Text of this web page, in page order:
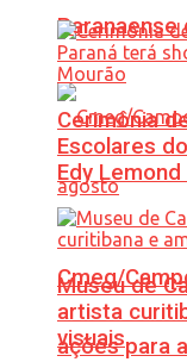
Paranaense
Cmeg/
ações para
Cerimônia
Escolares
Edy
Museu de
artista
visuais